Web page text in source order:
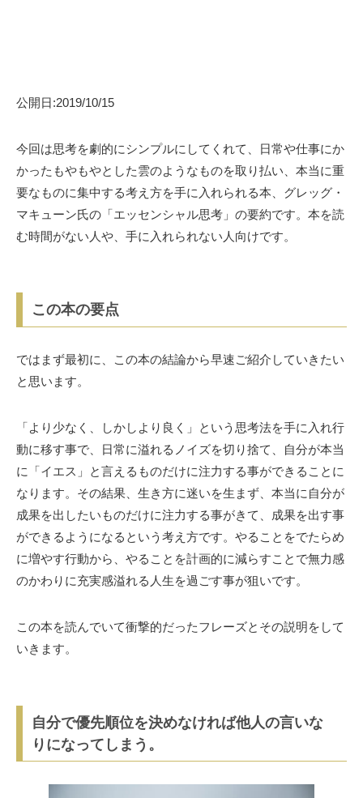
公開日:2019/10/15
今回は思考を劇的にシンプルにしてくれて、日常や仕事にか
かったもやもやとした雲のようなものを取り払い、本当に重
要なものに集中する考え方を手に入れられる本、グレッグ・
マキューン氏の「エッセンシャル思考」の要約です。本を読
む時間がない人や、手に入れられない人向けです。
この本の要点
ではまず最初に、この本の結論から早速ご紹介していきたい
と思います。
「より少なく、しかしより良く」という思考法を手に入れ行
動に移す事で、日常に溢れるノイズを切り捨て、自分が本当
に「イエス」と言えるものだけに注力する事ができることに
なります。その結果、生き方に迷いを生まず、本当に自分が
成果を出したいものだけに注力する事がきて、成果を出す事
ができるようになるという考え方です。やることをでたらめ
に増やす行動から、やることを計画的に減らすことで無力感
のかわりに充実感溢れる人生を過ごす事が狙いです。
この本を読んでいて衝撃的だったフレーズとその説明をして
いきます。
自分で優先順位を決めなければ他人の言いな
りになってしまう。